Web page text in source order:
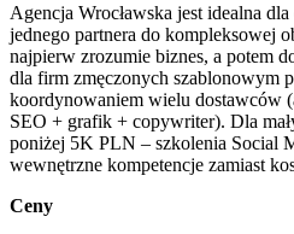
Agencja Wrocławska jest idealna
jednego partnera do kompleksowej
najpierw zrozumie biznes, a potem
dla firm zmęczonych szablonowym
koordynowaniem wielu dostawców
SEO + grafik + copywriter). Dla
poniżej 5K PLN – szkolenia Social
wewnętrzne kompetencje zamiast
Ceny